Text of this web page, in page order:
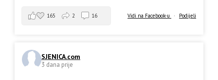
Vidi na Facebook-u · Podijeli
165 2 16
SJENICA.com
3 dana prije